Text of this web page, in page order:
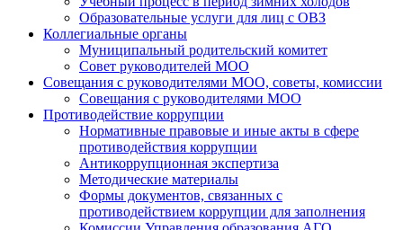
Образовательные услуги для лиц с ОВЗ
Коллегиальные органы
Муниципальный родительский комитет
Совет руководителей МОО
Совещания с руководителями МОО, советы, комиссии
Совещания с руководителями МОО
Противодействие коррупции
Нормативные правовые и иные акты в сфере
противодействия коррупции
Антикоррупционная экспертиза
Методические материалы
Формы документов, связанных с
противодействием коррупции для заполнения